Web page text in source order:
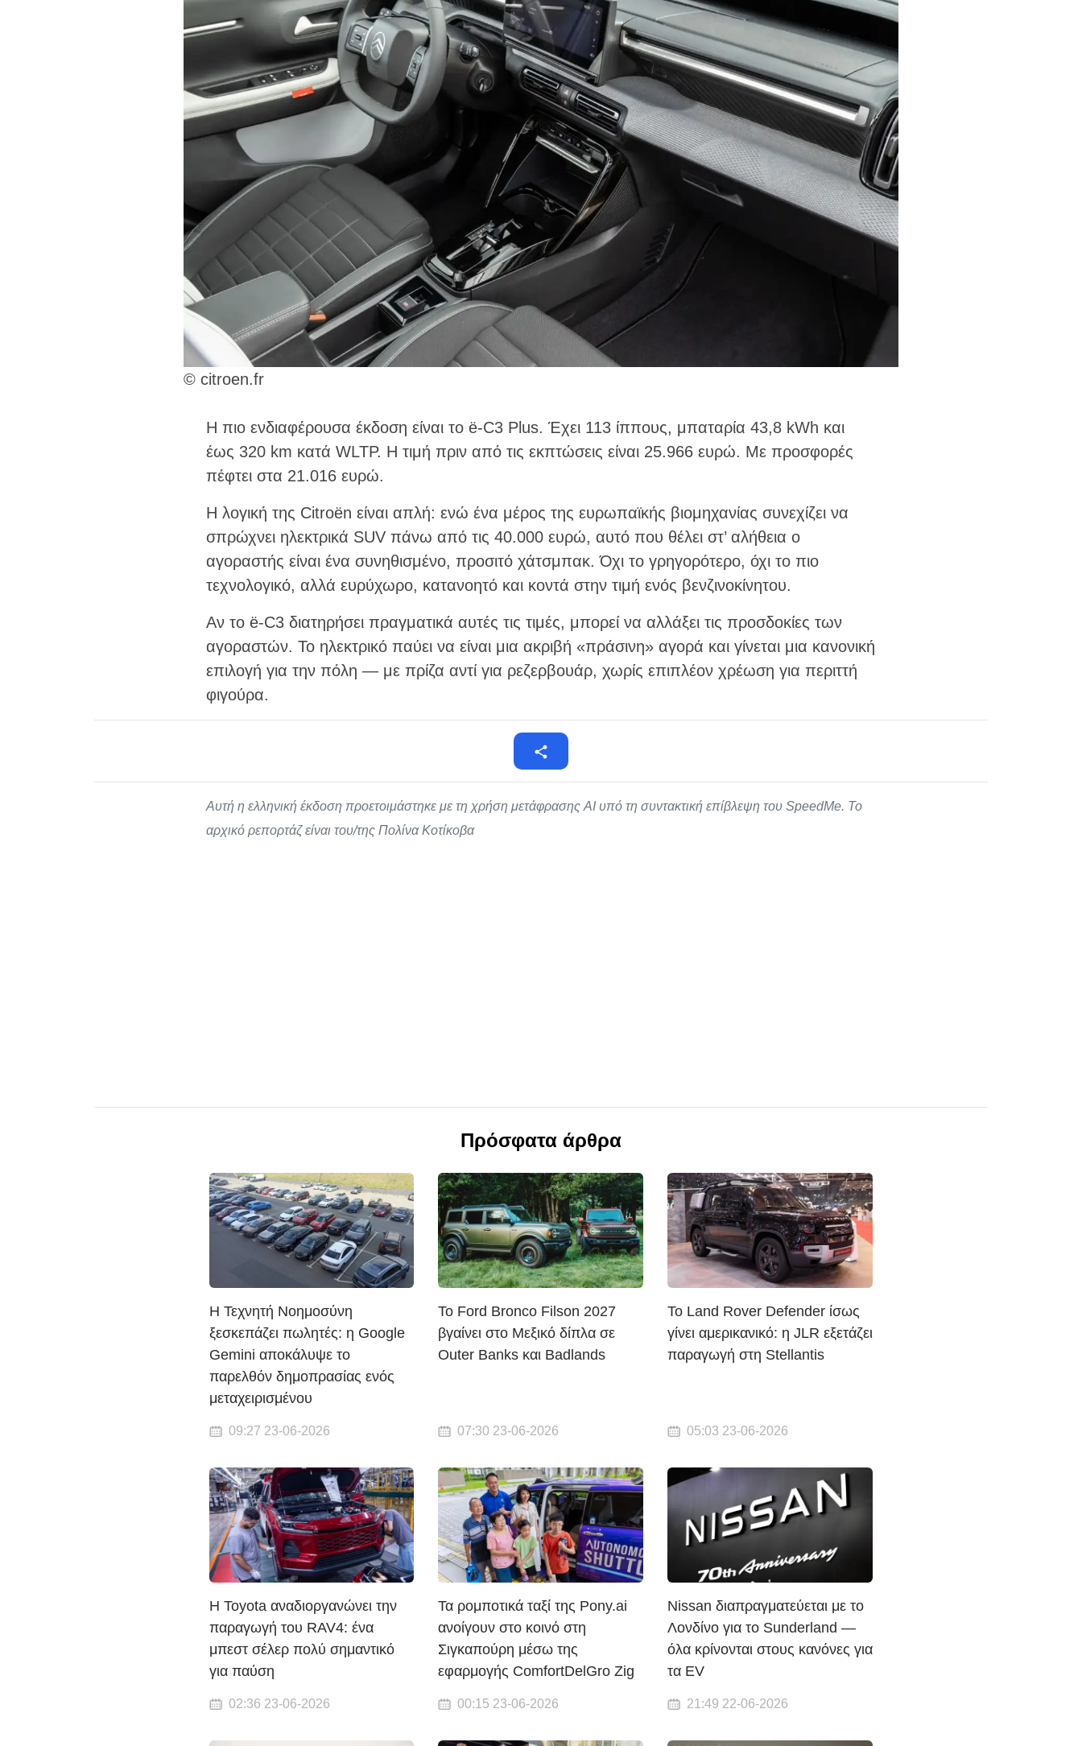
© citroen.fr
Η πιο ενδιαφέρουσα έκδοση είναι το ë-C3 Plus. Έχει 113 ίππους, μπαταρία 43,8 kWh και
έως 320 km κατά WLTP. Η τιμή πριν από τις εκπτώσεις είναι 25.966 ευρώ. Με προσφορές
πέφτει στα 21.016 ευρώ.
Η λογική της Citroën είναι απλή: ενώ ένα μέρος της ευρωπαϊκής βιομηχανίας συνεχίζει να
σπρώχνει ηλεκτρικά SUV πάνω από τις 40.000 ευρώ, αυτό που θέλει στ’ αλήθεια ο
αγοραστής είναι ένα συνηθισμένο, προσιτό χάτσμπακ. Όχι το γρηγορότερο, όχι το πιο
τεχνολογικό, αλλά ευρύχωρο, κατανοητό και κοντά στην τιμή ενός βενζινοκίνητου.
Αν το ë-C3 διατηρήσει πραγματικά αυτές τις τιμές, μπορεί να αλλάξει τις προσδοκίες των
αγοραστών. Το ηλεκτρικό παύει να είναι μια ακριβή «πράσινη» αγορά και γίνεται μια κανονική
επιλογή για την πόλη — με πρίζα αντί για ρεζερβουάρ, χωρίς επιπλέον χρέωση για περιττή
φιγούρα.
Αυτή η ελληνική έκδοση προετοιμάστηκε με τη χρήση μετάφρασης AI υπό τη συντακτική επίβλεψη του SpeedMe. Το
αρχικό ρεπορτάζ είναι του/της Πολίνα Κοτίκοβα
Πρόσφατα άρθρα
Η Τεχνητή Νοημοσύνη
ξεσκεπάζει πωλητές: η Google
Gemini αποκάλυψε το
παρελθόν δημοπρασίας ενός
μεταχειρισμένου
09:27 23-06-2026
Το Ford Bronco Filson 2027
βγαίνει στο Μεξικό δίπλα σε
Outer Banks και Badlands
07:30 23-06-2026
Το Land Rover Defender ίσως
γίνει αμερικανικό: η JLR εξετάζει
παραγωγή στη Stellantis
05:03 23-06-2026
Η Toyota αναδιοργανώνει την
παραγωγή του RAV4: ένα
μπεστ σέλερ πολύ σημαντικό
για παύση
02:36 23-06-2026
Τα ρομποτικά ταξί της Pony.ai
ανοίγουν στο κοινό στη
Σιγκαπούρη μέσω της
εφαρμογής ComfortDelGro Zig
00:15 23-06-2026
Nissan διαπραγματεύεται με το
Λονδίνο για το Sunderland —
όλα κρίνονται στους κανόνες για
τα EV
21:49 22-06-2026